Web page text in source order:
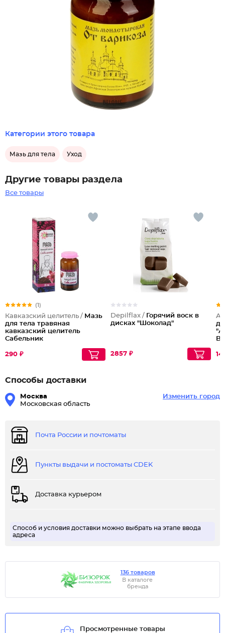
Категории этого товара
Мазь для тела Уход
Другие товары раздела
Все товары
(1)
Кавказский целитель / Мазь
для тела травяная
кавказский целитель
Сабельник
290 ₽
Depilflax / Горячий воск в
дисках "Шоколад"
2857 ₽
Способы доставки
Москва
Московская область
Изменить город
Почта России и почтоматы
Пункты выдачи и постоматы CDEK
Доставка курьером
Способ и условия доставки можно выбрать на этапе ввода
адреса
136 товаров
В каталоге
бренда
Просмотренные товары